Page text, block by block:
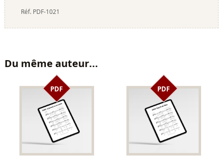
Réf. PDF-1021
Du même auteur...
PDF PDF